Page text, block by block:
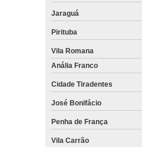
Jaraguá
Pirituba
Vila Romana
Anália Franco
Cidade Tiradentes
José Bonifácio
Penha de França
Vila Carrão